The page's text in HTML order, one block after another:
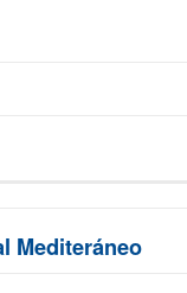
Mediteráneo